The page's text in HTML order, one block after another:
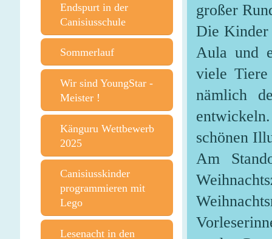
großer
Die Kinder
Aula und
viele
nämlich
schönen
Am
Endspurt in der
Canisiusschule
Sommerlauf
Wir sind YoungStar -
Meister !
Känguru Wettbewerb
2025
Canisiusskinder
programmieren mit
Lego
Lesenacht in den